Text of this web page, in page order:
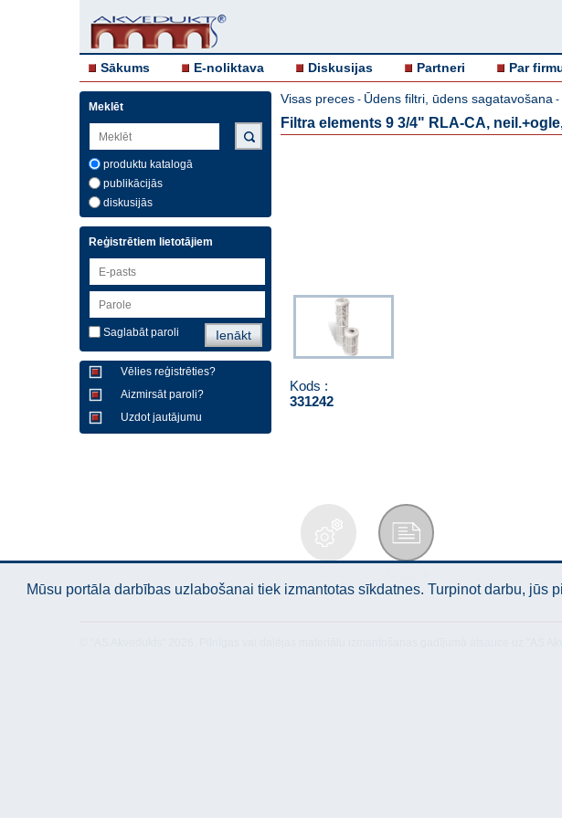
Sākums E-noliktava Diskusijas Partneri Par
Meklēt
produktu katalogā
publikācijās
diskusijās
Reģistrētiem lietotājiem
Saglabāt paroli
Vēlies reģistrēties?
Aizmirsāt paroli?
Uzdot jautājumu
Visas preces - Ūdens filtri, ūdens sagatavošana -
Filtra elements 9 3/4" RLA-CA,
Kods :
331242
apraksts
Mūsu portāla darbības uzlabošanai tiek izmantotas sīkdatnes. Turpinot darbu, jūs